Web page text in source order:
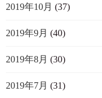
2019年10月 (37)
2019年9月 (40)
2019年8月 (30)
2019年7月 (31)